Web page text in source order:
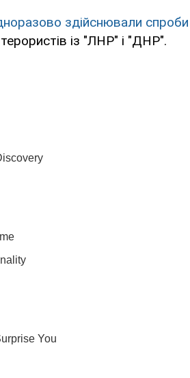
здійснювали спроби
із "ЛНР" і "ДНР".